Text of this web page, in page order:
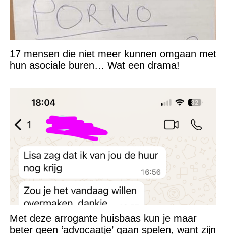
17 mensen die niet meer kunnen omgaan met
hun asociale buren… Wat een drama!
Met deze arrogante huisbaas kun je maar
beter geen ‘advocaatje’ gaan spelen, want zijn